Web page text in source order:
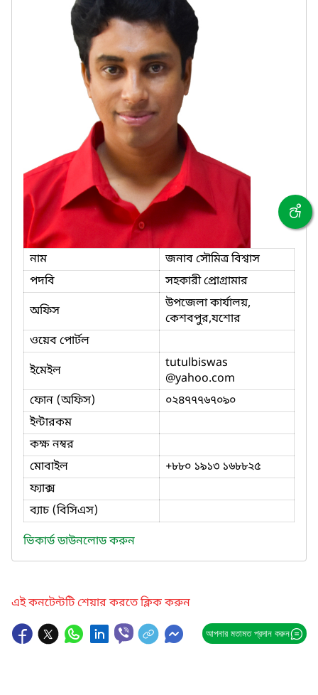
নাম
জনাব সৌমিত্র বিশ্বাস
পদবি
সহকারী প্রোগ্রামার
অফিস
উপজেলা কার্যালয়,
কেশবপুর,যশোর
ওয়েব পোর্টল
ইমেইল
tutulbiswas
@yahoo.com
ফোন (অফিস)
০২৪৭৭৭৬৭০৯০
ইন্টারকম
কক্ষ নম্বর
মোবাইল
+৮৮০ ১৯১৩ ১৬৮৮২৫
ফ্যাক্স
ব্যাচ (বিসিএস)
ভিকার্ড ডাউনলোড করুন
এই কনটেন্টটি শেয়ার করতে ক্লিক করুন
আপনার মতামত প্রদান করুন